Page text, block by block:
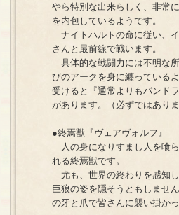
やら特別な出来らしく、非常
を内包しているようです。
ナイトハルトの命に従い、
さんと最前線で戦います。
具体的な戦闘力には不明な
びのアークを身に纏っている
受けると『通常よりもパンド
があります。（必ずではありま
●終焉獣『ヴェアヴォルフ』
人の身になりすまし人を喰
れる終焉獣です。
尤も、世界の終わりを感知
巨狼の姿を隠そうともしませ
の牙と爪で皆さんに襲い掛かっ